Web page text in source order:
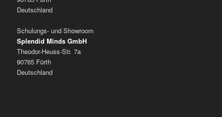
Deutschland
Schulungs- und Showroom
Splendid Minds GmbH
Theodor-Heuss-Str. 7a
90765 Fürth
Deutschland